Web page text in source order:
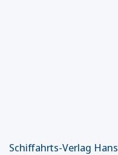
Schiffahrts-Verlag